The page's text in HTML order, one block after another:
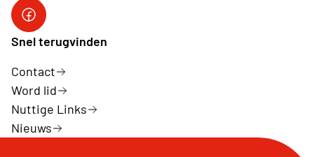
Facebook Neos Lauwe
Snel terugvinden
Contact
Word lid
Nuttige Links
Nieuws